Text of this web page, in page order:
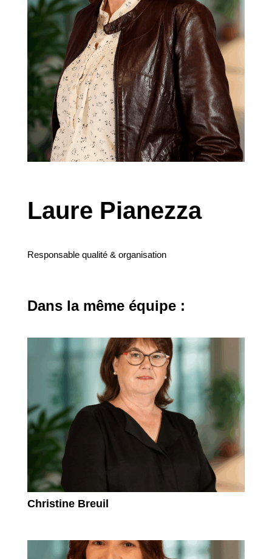
Laure Pianezza
Responsable qualité & organisation
Dans la même équipe :
Christine Breuil